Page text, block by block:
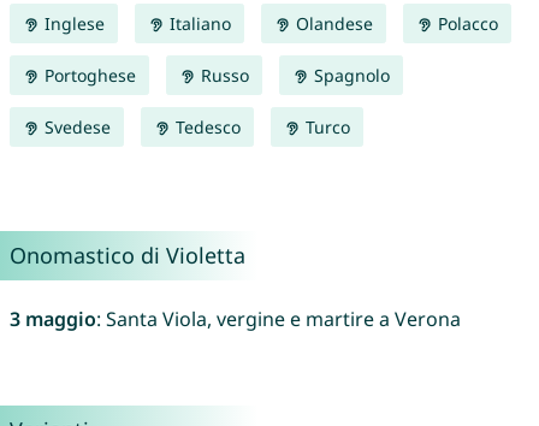
Inglese Italiano Olandese Polacco
Portoghese Russo Spagnolo
Svedese Tedesco Turco
Onomastico di Violetta
3 maggio: Santa Viola, vergine e martire a Verona